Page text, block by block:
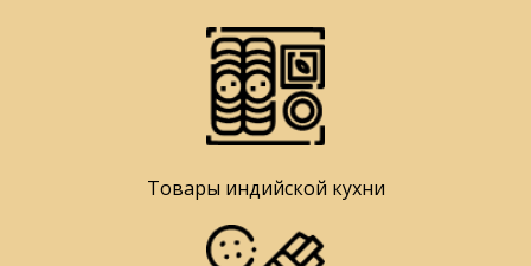
Товары индийской кухни